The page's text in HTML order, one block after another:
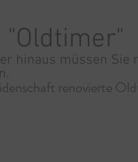
"Oldtimer"
hinaus müssen Sie
renovierte